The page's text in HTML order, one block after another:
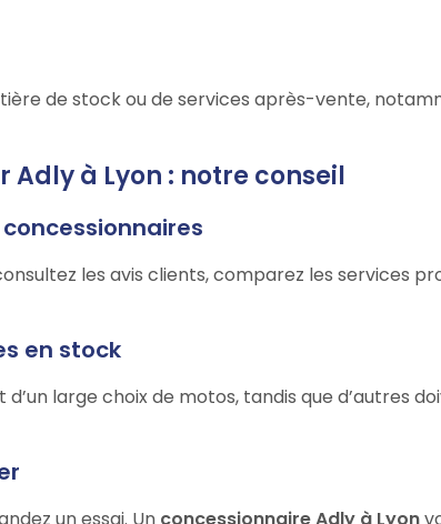
de stock ou de services après-vente,
à Lyon : notre conseil
les avis clients, comparez les services
en stock
d’un large choix de motos, tandis que d’autres